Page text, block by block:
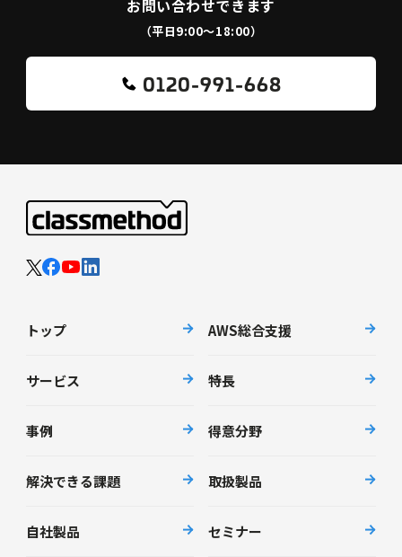
お問い合わせできます
（平日9:00〜18:00）
0120-991-668
トップ AWS総合支援
サービス 特長
事例 得意分野
解決できる課題 取扱製品
自社製品 セミナー